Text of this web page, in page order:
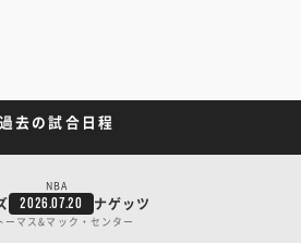
過去の試合日程
NBA
2026.07.20 ナゲッツ
ーマス&マック・センター